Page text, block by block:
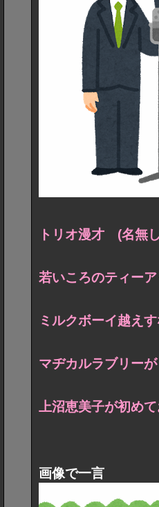
トリオ漫才 (名無
若いころのティー
ミルクボーイ越え
マヂカルラブリー
上沼恵美子が初め
画像で一言